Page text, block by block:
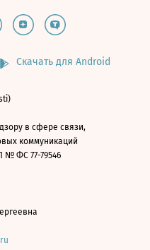
Скачать для Android
в сфере связи,
коммуникаций
№ ФС 77-79546